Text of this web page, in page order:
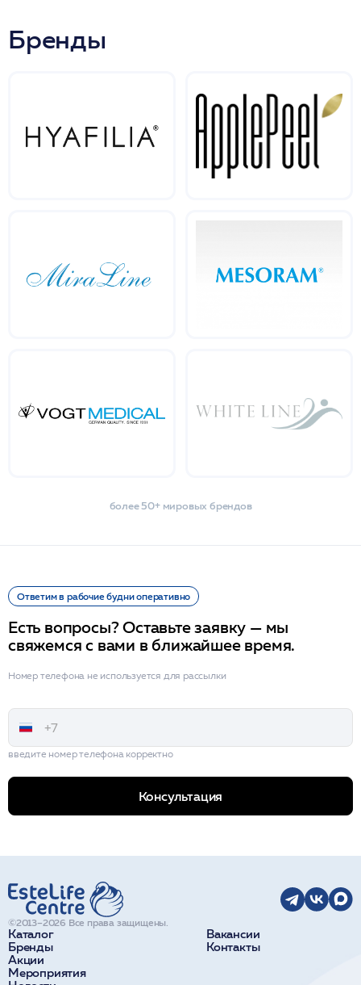
Бренды
более 50+ мировых брендов
Ответим в рабочие будни оперативно
Есть вопросы? Оставьте заявку — мы
свяжемся с вами в ближайшее время.
Номер телефона не используется для рассылки
введите номер телефона корректно
Консультация
Каталог
Бренды
Акции
Мероприятия
Вакансии
Контакты
©2013–2026 Все права защищены.